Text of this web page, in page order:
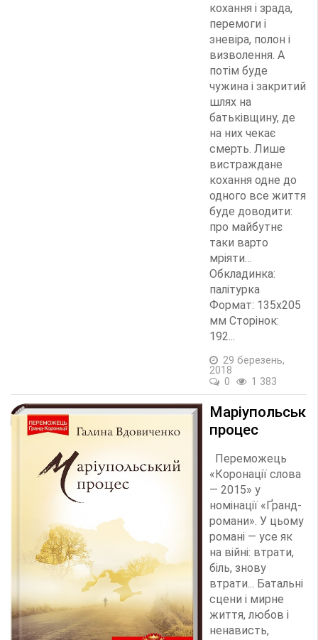
кохання і зрада,
перемоги і
зневіра, полон і
визволення. А
потім буде
чужина і закритий
шлях на
батьківщину, де
на них чекає
смерть. Лише
вистраждане
кохання одне до
одного все життя
буде доводити:
про майбутнє
таки варто
мріяти…
Обкладинка:
палітурка
Формат: 135х205
мм Сторінок:
192...
29 березень,
2018
0
1 383
процес
Переможець
«Коронації слова
— 2015» у
номінації «Ґранд-
романи». У цьому
романі — усе як
на війні: втрати,
біль, знову
втрати... Батальні
сцени і мирне
життя, любов і
ненависть,